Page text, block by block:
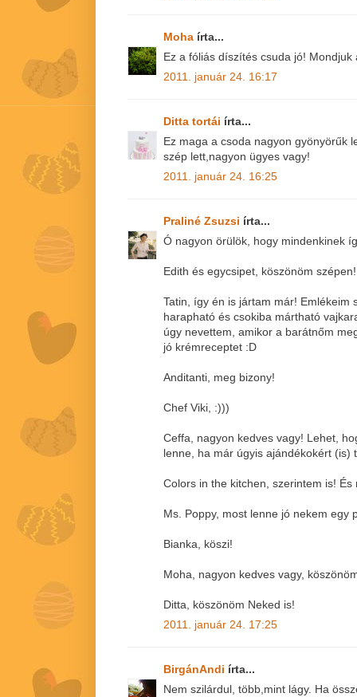
Moha írta...
Ez a fóliás díszítés csuda jó!
2011. január 24. 16:17
Ditta tortái írta...
Ez maga a csoda nagyon gyönyörűk
szép lett,nagyon ügyes vagy!
2011. január 24. 16:25
Praliné Zsuzsi írta...
Ó nagyon örülök, hogy mindenkinek
Edith és egycsipet, köszönöm szépen!
Tatin, így én is jártam már! Emlékeim
harapható és csokiba mártható
úgy nevettem, amikor a barátnőm
jó krémreceptet :D
Anditanti, meg bizony!
Chef Viki, :)))
Ceffa, nagyon kedves vagy! Lehet,
lenne, ha már úgyis ajándékokért (is)
Colors in the kitchen, szerintem is!
Ms. Poppy, most lenne jó nekem egy
Bianka, köszi!
Moha, nagyon kedves vagy,
Ditta, köszönöm Neked is!
2011. január 24. 17:25
BirgánAndi írta...
Nem szilárdul, több,mint lágy. Ha